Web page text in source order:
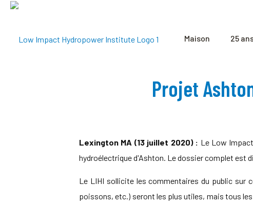
Maison 25
Projet
Lexington MA (13 juillet 2020) : Le Low
hydroélectrique d'Ashton. Le dossier complet est
Le LIHI sollicite les commentaires du public sur
poissons, etc.) seront les plus utiles, mais tous